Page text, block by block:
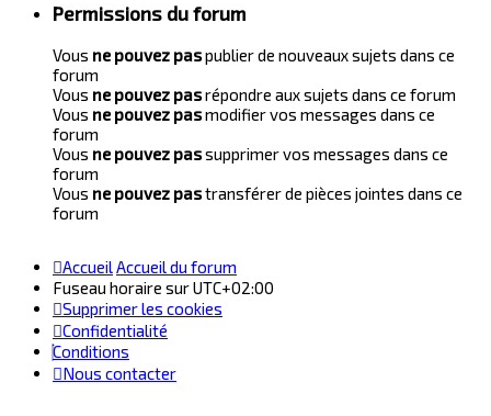
Permissions du forum
Vous ne pouvez paspublier de nouveaux sujets dans ce
forum
Vous ne pouvez pasrépondre aux sujets dans ce forum
Vous ne pouvez pasmodifier vos messages dans ce
forum
Vous ne pouvez passupprimer vos messages dans ce
forum
Vous ne pouvez pastransférer de pièces jointes dans ce
forum
AccueilAccueil du forum
Fuseau horaire surUTC+02:00
Supprimer les cookies
Confidentialité
Conditions
Nous contacter